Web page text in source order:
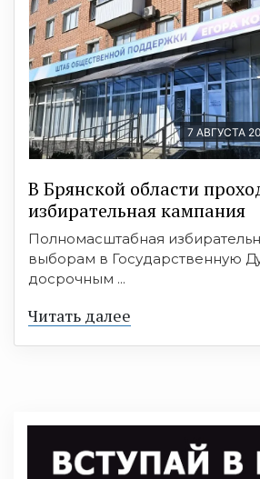
7 АВГУСТА
В Брянской области
избирательная кампания
Полномасштабная
выборам в Государственную
досрочным ...
Читать далее